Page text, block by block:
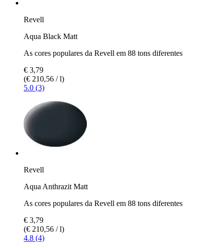
Revell
Aqua Black Matt
As cores populares da Revell em 88 tons diferentes
€ 3,79
(€ 210,56 / l)
5.0 (3)
Revell
Aqua Anthrazit Matt
As cores populares da Revell em 88 tons diferentes
€ 3,79
(€ 210,56 / l)
4.8 (4)